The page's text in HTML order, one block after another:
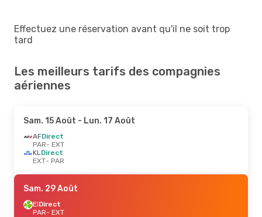
Effectuez une réservation avant qu'il ne soit trop
tard
Les meilleurs tarifs des compagnies
aériennes
Sam. 15 Août - Lun. 17 Août
AFDirect
PAR- EXT
KLDirect
EXT- PAR
Sam. 29 Août
EIDirect
PAR- EXT